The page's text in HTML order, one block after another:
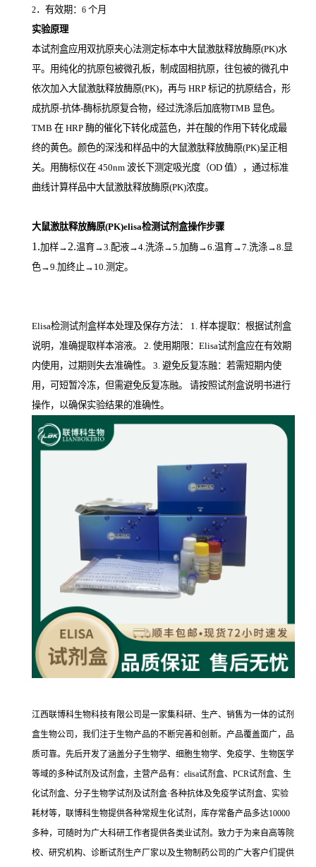
2．有效期： 6 个月
实验原理
本试剂盒应用双抗原夹心法测定标本中大鼠激肽释放酶原(PK)水
平。用纯化的抗原包被微孔板，制成固相抗原，往包被的微孔中
依次加入大鼠激肽释放酶原(PK)，再与 HRP 标记的抗原结合，形
成抗原-抗体-酶标抗原复合物，经过洗涤后加底物TMB 显色。
TMB 在 HRP 酶的催化下转化成蓝色，并在酸的作用下转化成最
终的黄色。颜色的深浅和样品中的大鼠激肽释放酶原(PK)呈正相
关。用酶标仪在 450nm 波长下测定吸光度（OD 值），通过标准
曲线计算样品中大鼠激肽释放酶原(PK)浓度。
大鼠激肽释放酶原(PK)elisa检测试剂盒操作步骤
1.加样→ 2.温育→3.配液→4.洗涤→5.加酶→6.温育→7.洗涤→8.显
色→9.加终止→10.测定。
Elisa检测试剂盒样本处理及保存方法： 1. 样本提取：根据试剂盒
说明，准确提取样本溶液。 2. 使用期限：Elisa试剂盒应在有效期
内使用，过期则失去准确性。 3. 避免反复冻融：若需短期内使
用，可短暂冷冻，但需避免反复冻融。 请按照试剂盒说明书进行
操作，以确保实验结果的准确性。
江西联博科生物科技有限公司是一家集科研、生产、销售为一体的试剂
盒生物公司，我们注于生物产品的不断完善和创新。产品覆盖面广，品
质可靠。先后开发了涵盖分子生物学、细胞生物学、免疫学、生物医学
等域的多种试剂及试剂盒，主营产品有：elisa试剂盒、PCR试剂盒、生
化试剂盒、分子生物学试剂及试剂盒·各种抗体及免疫学试剂盒、实验
耗材等，联博科生物提供各种常规生化试剂，库存常备产品多达10000
多种，可随时为广大科研工作者提供各类业试剂。致力于为来自高等院
校、研究机构、诊断试剂生产厂家以及生物制药公司的广大客户们提供